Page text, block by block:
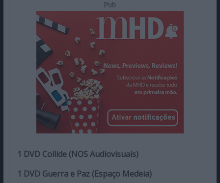
Pub
1 DVD Collide (NOS Audiovisuais)
1 DVD Guerra e Paz (Espaço Medeia)